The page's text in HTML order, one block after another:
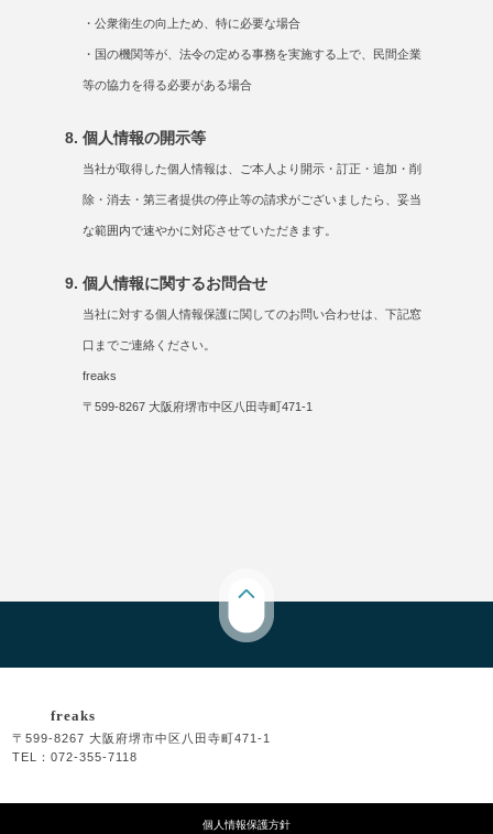
・公衆衛生の向上ため、特に必要な場合
・国の機関等が、法令の定める事務を実施する上で、民間企業
等の協力を得る必要がある場合
個人情報の開示等
当社が取得した個人情報は、ご本人より開示・訂正・追加・削
除・消去・第三者提供の停止等の請求がございましたら、妥当
な範囲内で速やかに対応させていただきます。
個人情報に関するお問合せ
当社に対する個人情報保護に関してのお問い合わせは、下記窓
口までご連絡ください。
freaks
〒599-8267 大阪府堺市中区八田寺町471-1
freaks
〒599-8267 大阪府堺市中区八田寺町471-1
TEL：072-355-7118
個人情報保護方針